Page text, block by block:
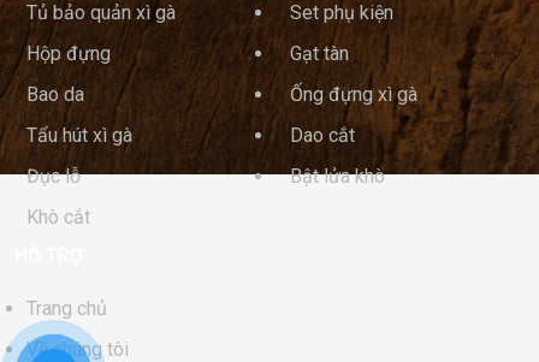
Tủ bảo quản xì gà
Set phụ kiện
Hộp đựng
Gạt tàn
Bao da
Ống đựng xì gà
Tẩu hút xì gà
Dao cắt
Đục lỗ
Bật lửa khò
Khò cắt
Trang chủ
Về chúng tôi